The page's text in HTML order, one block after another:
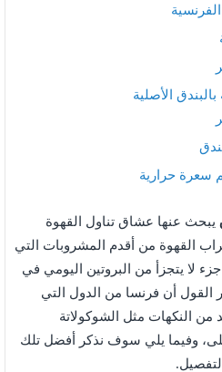
الأصلية
سعرة حرارية
يبحث عنها عشاق تناول القهوة
شراب القهوة من أقدم المشروبات التي
لا يتجزأ من البروتين اليومي في
القول أن فرنسا من الدول التي
من النكهات مثل الشوكولاتة
وفيما يلي سوف نذكر أفضل تلك